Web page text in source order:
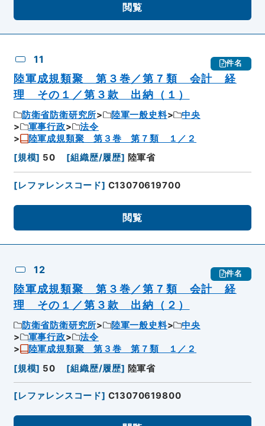
閲覧
11 件名
陸軍成規類聚 第３巻／第７類 会計 経
理 その１／第３款 出納（１）
防衛省防衛研究所 陸軍一般史料
中央
軍事行政
法令
陸軍成規類聚 第３巻 第７類 １／２
[規模] 50 [組織歴/履歴] 陸軍省
[レファレンスコード] C13070619700
閲覧
12 件名
陸軍成規類聚 第３巻／第７類 会計 経
理 その１／第３款 出納（２）
防衛省防衛研究所 陸軍一般史料
中央
軍事行政
法令
陸軍成規類聚 第３巻 第７類 １／２
[規模] 50 [組織歴/履歴] 陸軍省
[レファレンスコード] C13070619800